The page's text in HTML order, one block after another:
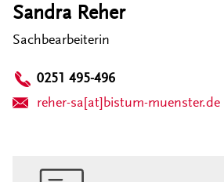
Sandra Reher
Sachbearbeiterin
0251 495-496
reher-sa[at]bistum-muenster.de